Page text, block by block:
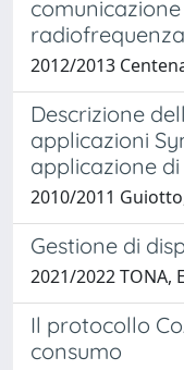
radiofrequenza
2012/2013
Descrizione
applicazioni
applicazione
2010/2011
Gestione di
2021/2022 TONA,
Il protocollo
consumo